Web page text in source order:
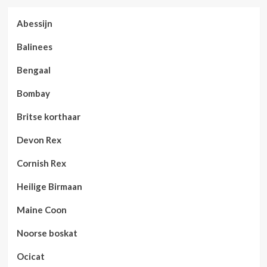
Abessijn
Balinees
Bengaal
Bombay
Britse korthaar
Devon Rex
Cornish Rex
Heilige Birmaan
Maine Coon
Noorse boskat
Ocicat